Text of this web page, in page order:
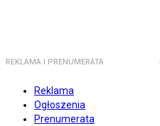
REKLAMA I PRENUMERATA
Reklama
Ogłoszenia
Prenumerata